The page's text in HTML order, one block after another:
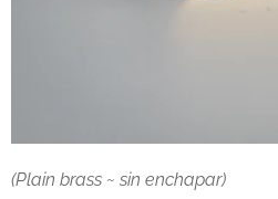
(Plain brass ~ sin enchapar)